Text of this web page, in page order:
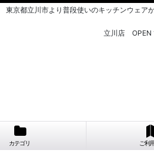
東京都立川市より普段使いのキッチンウェア
立川店 OPEN
カテゴリ ご利